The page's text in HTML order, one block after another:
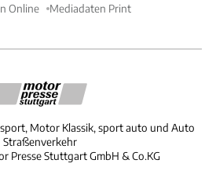
Online Mediadaten Print
Motor Klassik, sport auto und Auto
Straßenverkehr
Presse Stuttgart GmbH & Co.KG